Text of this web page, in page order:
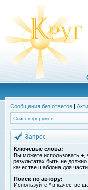
Сообщения без ответов |
Список форумов
Запрос
Ключевые слова:
Вы можете использовать +
результатах быть не
качестве шаблона для
Поиск по автору:
Используйте * в качестве